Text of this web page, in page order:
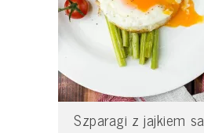
Szparagi z jajkiem